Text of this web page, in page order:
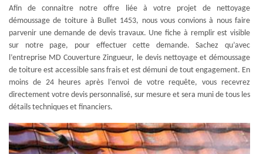
Afin de connaitre notre offre liée à votre projet de nettoyage
démoussage de toiture à Bullet 1453, nous vous convions à nous faire
parvenir une demande de devis travaux. Une fiche à remplir est visible
sur notre page, pour effectuer cette demande. Sachez qu’avec
l’entreprise MD Couverture Zingueur, le devis nettoyage et démoussage
de toiture est accessible sans frais et est démuni de tout engagement. En
moins de 24 heures après l’envoi de votre requête, vous recevrez
directement votre devis personnalisé, sur mesure et sera muni de tous les
détails techniques et financiers.